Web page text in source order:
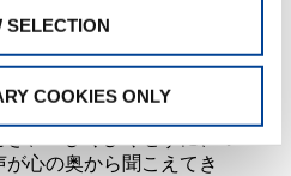
SELECTION
COOKIES ONLY
次第に濃くなったラバウル
う遠くないことを感じて
連日の空襲に怖れながら生
心の奥から聞こえてき